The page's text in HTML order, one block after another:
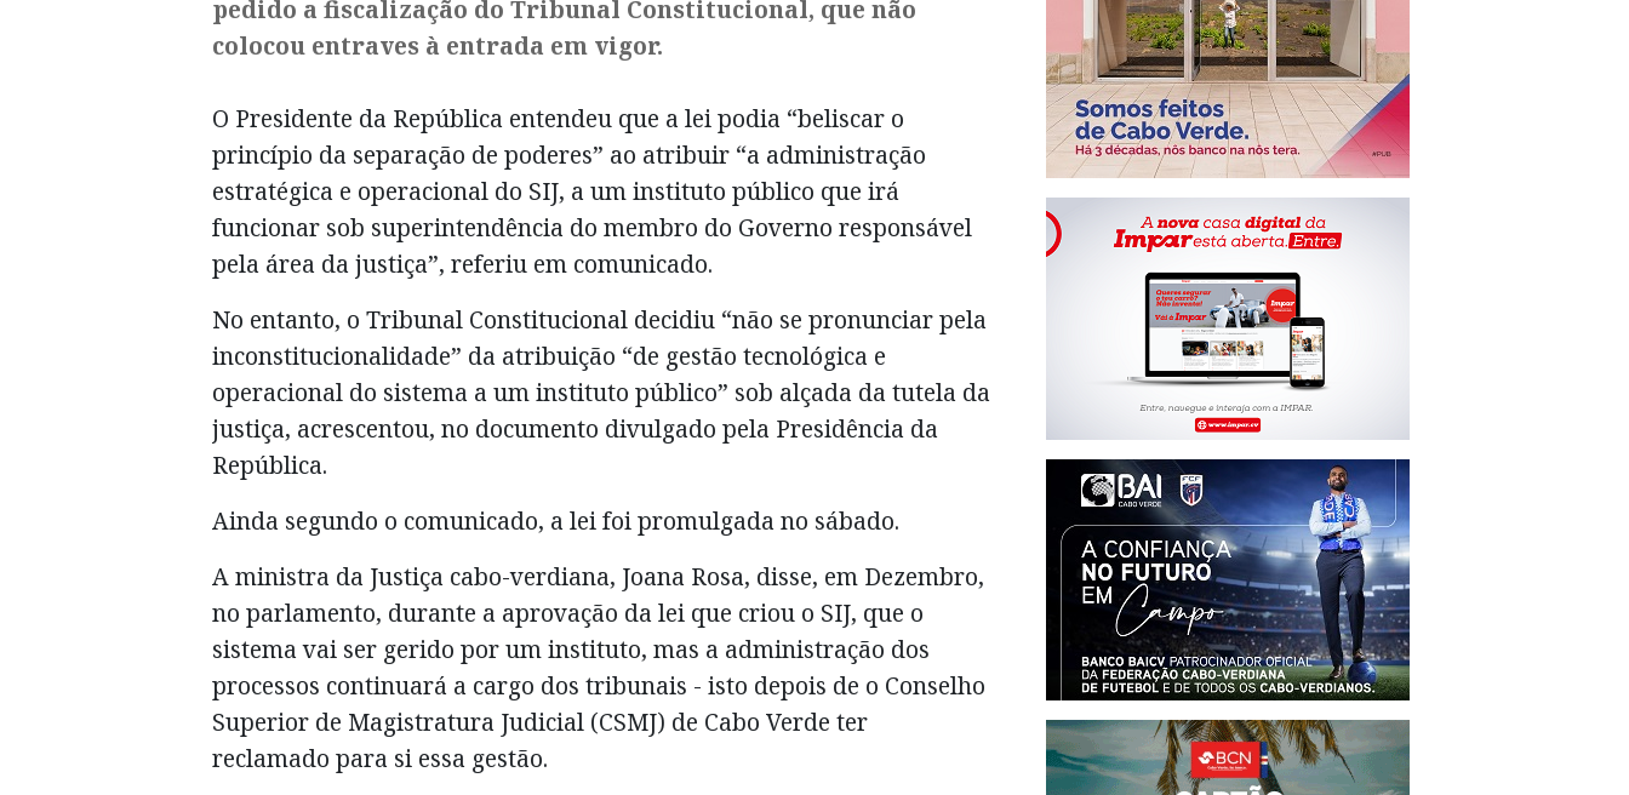
pedido a fiscalização do Tribunal Constitucional, que não
colocou entraves à entrada em vigor.
O Presidente da República entendeu que a lei podia “beliscar o
princípio da separação de poderes” ao atribuir “a administração
estratégica e operacional do SIJ, a um instituto público que irá
funcionar sob superintendência do membro do Governo responsável
pela área da justiça”, referiu em comunicado.
No entanto, o Tribunal Constitucional decidiu “não se pronunciar pela
inconstitucionalidade” da atribuição “de gestão tecnológica e
operacional do sistema a um instituto público” sob alçada da tutela da
justiça, acrescentou, no documento divulgado pela Presidência da
República.
Ainda segundo o comunicado, a lei foi promulgada no sábado.
A ministra da Justiça cabo-verdiana, Joana Rosa, disse, em Dezembro,
no parlamento, durante a aprovação da lei que criou o SIJ, que o
sistema vai ser gerido por um instituto, mas a administração dos
processos continuará a cargo dos tribunais - isto depois de o Conselho
Superior de Magistratura Judicial (CSMJ) de Cabo Verde ter
reclamado para si essa gestão.